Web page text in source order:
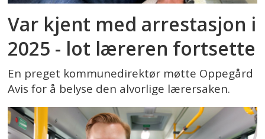
Var kjent med arrestasjon i
2025 - lot læreren fortsette
En preget kommunedirektør møtte Oppegård
Avis for å belyse den alvorlige lærersaken.